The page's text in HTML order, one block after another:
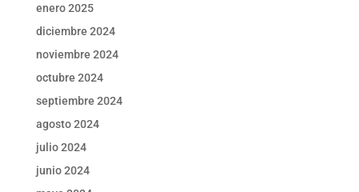
enero 2025
diciembre 2024
noviembre 2024
octubre 2024
septiembre 2024
agosto 2024
julio 2024
junio 2024